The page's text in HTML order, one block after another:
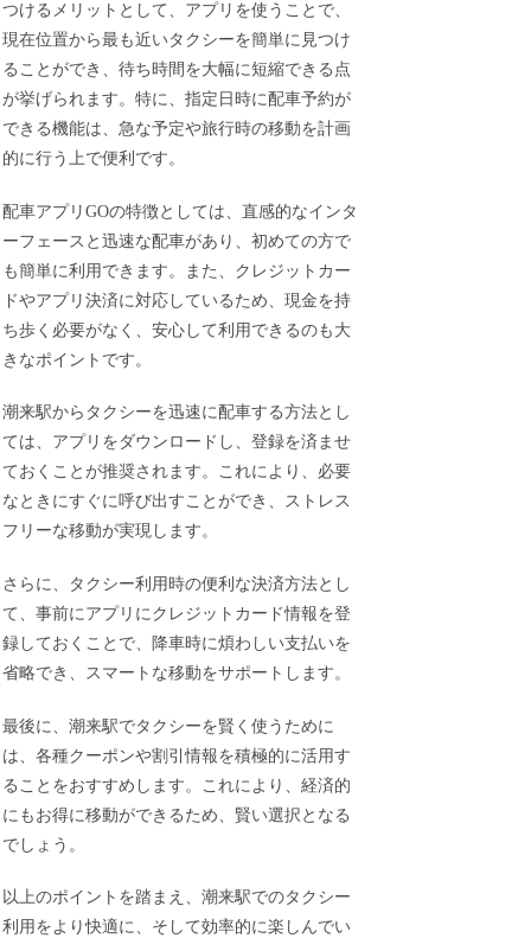
つけるメリットとして、アプリを使うことで、
現在位置から最も近いタクシーを簡単に見つけ
ることができ、待ち時間を大幅に短縮できる点
が挙げられます。特に、指定日時に配車予約が
できる機能は、急な予定や旅行時の移動を計画
的に行う上で便利です。
配車アプリGOの特徴としては、直感的なインタ
ーフェースと迅速な配車があり、初めての方で
も簡単に利用できます。また、クレジットカー
ドやアプリ決済に対応しているため、現金を持
ち歩く必要がなく、安心して利用できるのも大
きなポイントです。
潮来駅からタクシーを迅速に配車する方法とし
ては、アプリをダウンロードし、登録を済ませ
ておくことが推奨されます。これにより、必要
なときにすぐに呼び出すことができ、ストレス
フリーな移動が実現します。
さらに、タクシー利用時の便利な決済方法とし
て、事前にアプリにクレジットカード情報を登
録しておくことで、降車時に煩わしい支払いを
省略でき、スマートな移動をサポートします。
最後に、潮来駅でタクシーを賢く使うために
は、各種クーポンや割引情報を積極的に活用す
ることをおすすめします。これにより、経済的
にもお得に移動ができるため、賢い選択となる
でしょう。
以上のポイントを踏まえ、潮来駅でのタクシー
利用をより快適に、そして効率的に楽しんでい